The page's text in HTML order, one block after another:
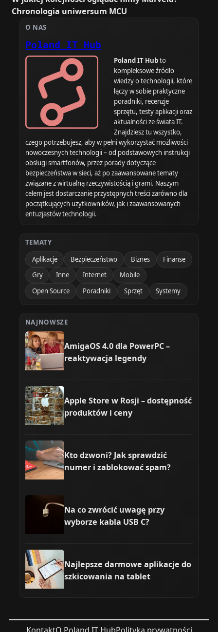
Chronologia uniwersum MCU
O NAS
Poland IT Hub
Poland IT Hubto
kompleksowe źródło
wiedzy o technologii, które
łączy w sobie praktyczne
poradniki, recenzje
sprzętu, testy aplikacji oraz
aktualności ze świata IT.
Znajdziesz tu wszystko,
czego potrzebujesz, aby w pełni wykorzystać możliwości
nowoczesnych technologii – od podstawowych instrukcji
obsługi smartfonów, przez porady dotyczące
bezpieczeństwa w sieci, aż po zaawansowane tematy
związane z wirtualną rzeczywistością i grami. Naszym
celem jest dostarczanie przystępnych treści zarówno dla
początkujących użytkowników, jak i zaawansowanych
entuzjastów technologii.
TEMATY
Aplikacje
Bezpieczeństwo Biznes
Finanse
Gry
Inne Internet
Mobile
Open Source
Poradniki Sprzęt Systemy
NAJNOWSZE
AmigaOS 4.0 dla PowerPC –
reaktywacja legendy
Apple Store w Rosji – dostępność
produktów i ceny
Kto dzwoni? Jak sprawdzić
numer i zablokować spam?
Na co zwrócić uwagę przy
wyborze kabla USB C?
Najlepsze darmowe aplikacje do
szkicowania na tablet